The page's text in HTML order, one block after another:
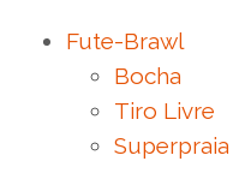
Fute-Brawl
Bocha
Tiro Livre
Superpraia